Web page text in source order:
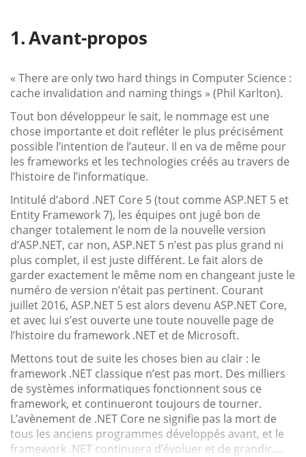
Avant-propos
« There are only two hard things in Computer Science :
cache invalidation and naming things » (Phil Karlton).
Tout bon développeur le sait, le nommage est une
chose importante et doit refléter le plus précisément
possible l’intention de l’auteur. Il en va de même pour
les frameworks et les technologies créés au travers de
l’histoire de l’informatique.
Intitulé d’abord .NET Core 5 (tout comme ASP.NET 5 et
Entity Framework 7), les équipes ont jugé bon de
changer totalement le nom de la nouvelle version
d’ASP.NET, car non, ASP.NET 5 n’est pas plus grand ni
plus complet, il est juste différent. Le fait alors de
garder exactement le même nom en changeant juste le
numéro de version n’était pas pertinent. Courant
juillet 2016, ASP.NET 5 est alors devenu ASP.NET Core,
et avec lui s’est ouverte une toute nouvelle page de
l’histoire du framework .NET et de Microsoft.
Mettons tout de suite les choses bien au clair : le
framework .NET classique n’est pas mort. Des milliers
de systèmes informatiques fonctionnent sous ce
framework, et continueront toujours de tourner.
L’avènement de .NET Core ne signifie pas la mort de
tous les anciens programmes développés avant, et le
framework .NET continuera d’évoluer et de grandir....